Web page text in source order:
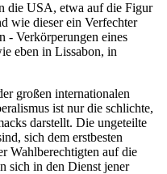
die USA, etwa auf die Figur
wie dieser ein Verfechter
- Verkörperungen eines
eben in Lissabon, in
großen internationalen
ist nur die schlichte,
darstellt. Die ungeteilte
sich dem erstbesten
Wahlberechtigten auf die
sich in den Dienst jener